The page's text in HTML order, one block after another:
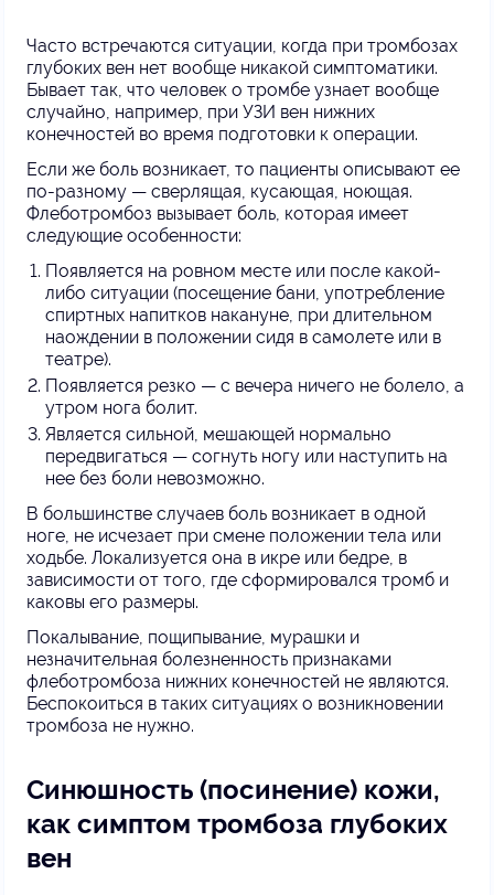
Часто встречаются ситуации, когда при тромбозах
глубоких вен нет вообще никакой симптоматики.
Бывает так, что человек о тромбе узнает вообще
случайно, например, при УЗИ вен нижних
конечностей во время подготовки к операции.
Если же боль возникает, то пациенты описывают ее
по-разному — сверлящая, кусающая, ноющая.
Флеботромбоз вызывает боль, которая имеет
следующие особенности:
Появляется на ровном месте или после какой-
либо ситуации (посещение бани, употребление
спиртных напитков накануне, при длительном
наождении в положении сидя в самолете или в
театре).
Появляется резко — с вечера ничего не болело, а
утром нога болит.
Является сильной, мешающей нормально
передвигаться — согнуть ногу или наступить на
нее без боли невозможно.
В большинстве случаев боль возникает в одной
ноге, не исчезает при смене положении тела или
ходьбе. Локализуется она в икре или бедре, в
зависимости от того, где сформировался тромб и
каковы его размеры.
Покалывание, пощипывание, мурашки и
незначительная болезненность признаками
флеботромбоза нижних конечностей не являются.
Беспокоиться в таких ситуациях о возникновении
тромбоза не нужно.
Синюшность (посинение) кожи,
как симптом тромбоза глубоких
вен